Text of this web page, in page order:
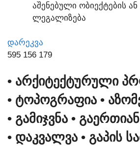
ᲐᲨᲔᲜᲔᲑᲣᲚᲘ ᲝᲑᲘᲔᲥᲢᲔᲑᲘᲡ
ᲚᲔᲒᲐᲚᲘᲖᲔᲑᲐ
ᲓᲐᲠᲔᲙᲕᲐ
595 156 179
• ᲐᲠᲥᲘᲢᲔᲥᲢᲣᲠᲣᲚᲘ
• ᲢᲝᲞᲝᲒᲠᲐᲤᲘᲐ •
• ᲒᲐᲛᲘᲯᲕᲜᲐ •
• ᲓᲐᲙᲕᲐᲚᲕᲐ • ᲒᲐᲞᲘᲡ